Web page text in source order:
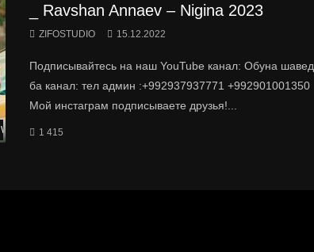
Watch Later
_ Ravshan Annaev – Nigina 2023
ZIFOSTUDIO 15.12.2022
Подписывайтесь на наш YouTube канал: Обуна шавед
ба канал: тел админ :+992937937771 +992901001350
Мой инстаграм подписываете друзья!...
1 415